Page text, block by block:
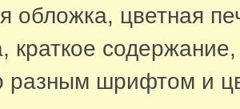
обложка, цветная
краткое
разным шрифтом и